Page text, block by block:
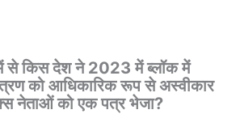
से किस देश ने 2023 में ब्लॉक में
को आधिकारिक रूप से अस्वीकार
नेताओं को एक पत्र भेजा?